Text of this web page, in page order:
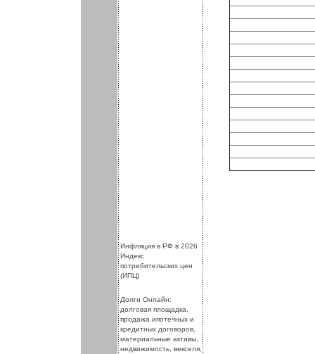
.Инфляция в РФ в 2026
Индекс
потребительских цен
(ИПЦ)
Долги Онлайн:
долговая площадка,
продажа ипотечных и
кредитных договоров,
материальные активы,
недвижимость, векселя,
.